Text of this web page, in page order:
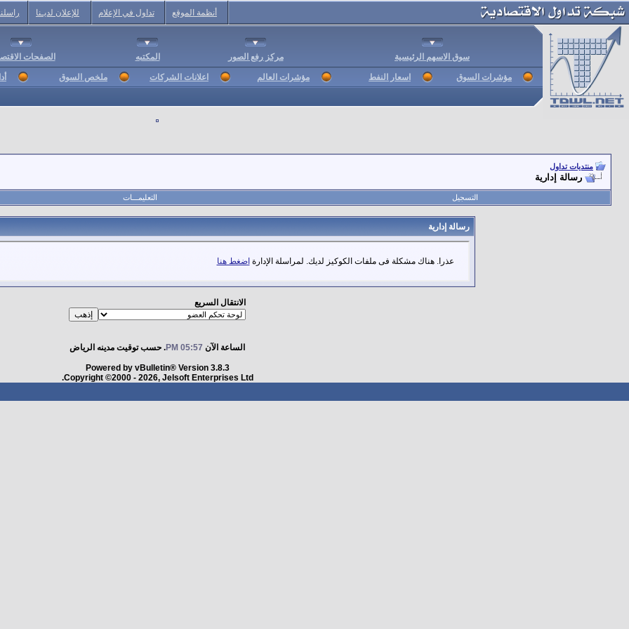
أنظمة الموقع تداول في الإعلام للإعلان لديـنا
سوق الاسهم الرئيسية مركز رفع الصور المكتبه الصفحات
مؤشرات السوق اسعار النفط مؤشرات العالم اعلانات الشركات ملخص السوق
منتديات تداول
رسالة إدارية
التسجيل التعليمـــات
رسالة إدارية
عذرا. هناك مشكلة فى ملفات الكوكيز لديك. لمراسلة الإدارة اضغط هنا
الانتقال السريع
الساعة الآن 05:57 PM . حسب توقيت مدينه الرياض
Powered by vBulletin® Version 3.8.3
Copyright ©2000 - 2026, Jelsoft Enterprises Ltd.